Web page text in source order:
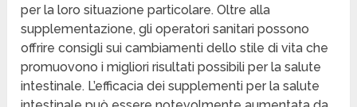
per la loro situazione particolare. Oltre alla
supplementazione, gli operatori sanitari possono
offrire consigli sui cambiamenti dello stile di vita che
promuovono i migliori risultati possibili per la salute
intestinale. L’efficacia dei supplementi per la salute